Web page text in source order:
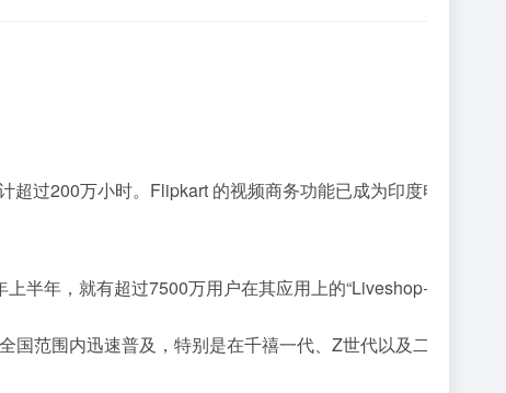
过200万小时。Flipkart 的视频商务功能已成为印度电商市
年，就有超过7500万用户在其应用上的“Liveshop+”和
范围内迅速普及，特别是在千禧一代、Z世代以及二三线地